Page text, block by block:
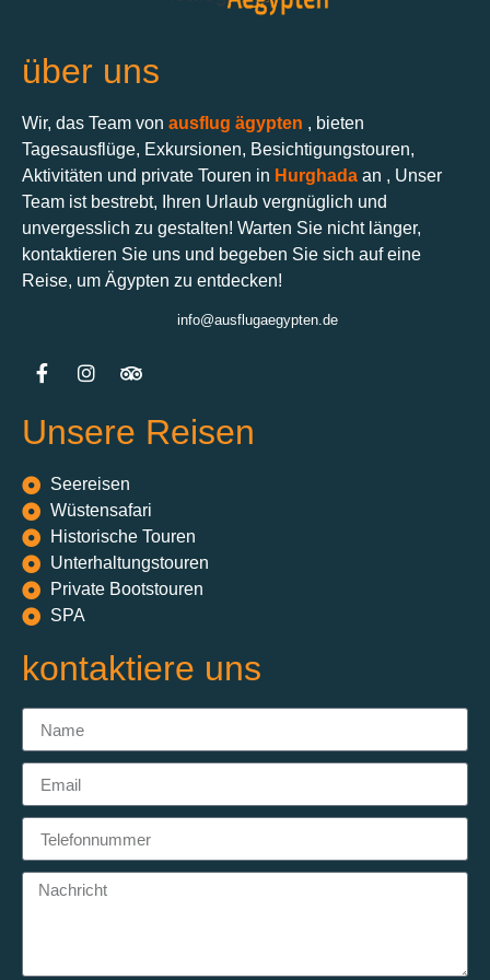
über uns
Wir, das Team von ausflug ägypten , bieten
Tagesausflüge, Exkursionen, Besichtigungstouren,
Aktivitäten und private Touren in Hurghada an , Unser
Team ist bestrebt, Ihren Urlaub vergnüglich und
unvergesslich zu gestalten! Warten Sie nicht länger,
kontaktieren Sie uns und begeben Sie sich auf eine
Reise, um Ägypten zu entdecken!
info@ausflugaegypten.de
Unsere Reisen
Seereisen
Wüstensafari
Historische Touren
Unterhaltungstouren
Private Bootstouren
SPA
kontaktiere uns